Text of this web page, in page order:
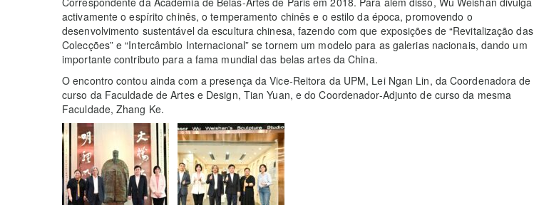
activamente o espírito chinês, o temperamento chinês e o estilo da época, promovendo o
desenvolvimento sustentável da escultura chinesa, fazendo com que exposições de “Revitalização das
Colecções” e “Intercâmbio Internacional” se tornem um modelo para as galerias nacionais, dando um
importante contributo para a fama mundial das belas artes da China.
O encontro contou ainda com a presença da Vice-Reitora da UPM, Lei Ngan Lin, da Coordenadora de
curso da Faculdade de Artes e Design, Tian Yuan, e do Coordenador-Adjunto de curso da mesma
Faculdade, Zhang Ke.